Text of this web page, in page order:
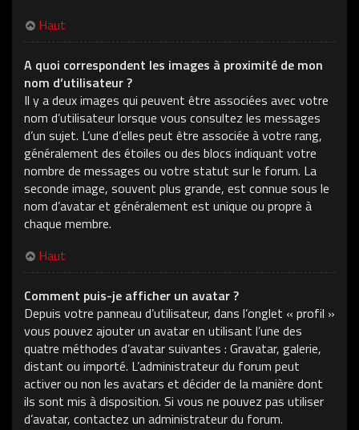
Haut
A quoi correspondent les images à proximité de mon
nom d’utilisateur ?
Il y a deux images qui peuvent être associées avec votre
nom d’utilisateur lorsque vous consultez les messages
d’un sujet. L’une d’elles peut être associée à votre rang,
généralement des étoiles ou des blocs indiquant votre
nombre de messages ou votre statut sur le forum. La
seconde image, souvent plus grande, est connue sous le
nom d’avatar et généralement est unique ou propre à
chaque membre.
Haut
Comment puis-je afficher un avatar ?
Depuis votre panneau d’utilisateur, dans l’onglet « profil »
vous pouvez ajouter un avatar en utilisant l’une des
quatre méthodes d’avatar suivantes : Gravatar, galerie,
distant ou importé. L’administrateur du forum peut
activer ou non les avatars et décider de la manière dont
ils sont mis à disposition. Si vous ne pouvez pas utiliser
d’avatar, contactez un administrateur du forum.